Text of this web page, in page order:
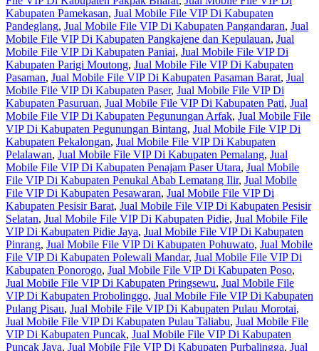
Kabupaten Pamekasan, Jual Mobile File VIP Di Kabupaten
Pandeglang, Jual Mobile File VIP Di Kabupaten Pangandaran, Jual
Mobile File VIP Di Kabupaten Pangkajene dan Kepulauan, Jual
Mobile File VIP Di Kabupaten Paniai, Jual Mobile File VIP Di
Kabupaten Parigi Moutong, Jual Mobile File VIP Di Kabupaten
Pasaman, Jual Mobile File VIP Di Kabupaten Pasaman Barat, Jual
Mobile File VIP Di Kabupaten Paser, Jual Mobile File VIP Di
Kabupaten Pasuruan, Jual Mobile File VIP Di Kabupaten Pati, Jual
Mobile File VIP Di Kabupaten Pegunungan Arfak, Jual Mobile File
VIP Di Kabupaten Pegunungan Bintang, Jual Mobile File VIP Di
Kabupaten Pekalongan, Jual Mobile File VIP Di Kabupaten
Pelalawan, Jual Mobile File VIP Di Kabupaten Pemalang, Jual
Mobile File VIP Di Kabupaten Penajam Paser Utara, Jual Mobile
File VIP Di Kabupaten Penukal Abab Lematang Ilir, Jual Mobile
File VIP Di Kabupaten Pesawaran, Jual Mobile File VIP Di
Kabupaten Pesisir Barat, Jual Mobile File VIP Di Kabupaten Pesisir
Selatan, Jual Mobile File VIP Di Kabupaten Pidie, Jual Mobile File
VIP Di Kabupaten Pidie Jaya, Jual Mobile File VIP Di Kabupaten
Pinrang, Jual Mobile File VIP Di Kabupaten Pohuwato, Jual Mobile
File VIP Di Kabupaten Polewali Mandar, Jual Mobile File VIP Di
Kabupaten Ponorogo, Jual Mobile File VIP Di Kabupaten Poso,
Jual Mobile File VIP Di Kabupaten Pringsewu, Jual Mobile File
VIP Di Kabupaten Probolinggo, Jual Mobile File VIP Di Kabupaten
Pulang Pisau, Jual Mobile File VIP Di Kabupaten Pulau Morotai,
Jual Mobile File VIP Di Kabupaten Pulau Taliabu, Jual Mobile File
VIP Di Kabupaten Puncak, Jual Mobile File VIP Di Kabupaten
Puncak Jaya, Jual Mobile File VIP Di Kabupaten Purbalingga, Jual